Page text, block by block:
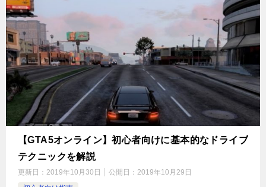
【GTA5オンライン】初心者向けに基本的なドライブ
テクニックを解説
更新日： 2019年10月30日 公開日： 2019年10月29日